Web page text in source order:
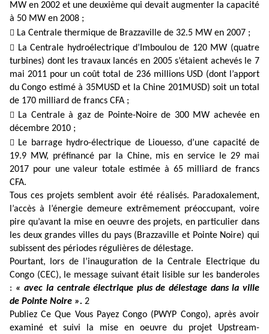
MW en 2002 et une deuxième qui devait augmenter la capacité
à 50 MW en 2008 ;
 La Centrale thermique de Brazzaville de 32.5 MW en 2007 ;
 La Centrale hydroélectrique d’Imboulou de 120 MW (quatre
turbines) dont les travaux lancés en 2005 s’étaient achevés le 7
mai 2011 pour un coût total de 236 millions USD (dont l’apport
du Congo estimé à 35MUSD et la Chine 201MUSD) soit un total
de 170 milliard de francs CFA ;
 La Centrale à gaz de Pointe-Noire de 300 MW achevée en
décembre 2010 ;
 Le barrage hydro-électrique de Liouesso, d’une capacité de
19.9 MW, préfinancé par la Chine, mis en service le 29 mai
2017 pour une valeur totale estimée à 65 milliard de francs
CFA.
Tous ces projets semblent avoir été réalisés. Paradoxalement,
l’accès à l’énergie demeure extrêmement préoccupant, voire
pire qu’avant la mise en oeuvre des projets, en particulier dans
les deux grandes villes du pays (Brazzaville et Pointe Noire) qui
subissent des périodes régulières de délestage.
Pourtant, lors de l’inauguration de la Centrale Electrique du
Congo (CEC), le message suivant était lisible sur les banderoles
: « avec la centrale électrique plus de délestage dans la ville
de Pointe Noire ». 2
Publiez Ce Que Vous Payez Congo (PWYP Congo), après avoir
examiné et suivi la mise en oeuvre du projet Upstream-